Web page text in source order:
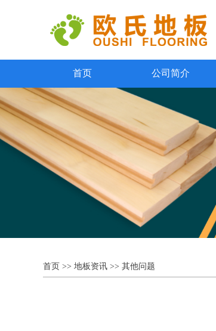
首页 公司简介
首页 >> 地板资讯 >> 其他问题